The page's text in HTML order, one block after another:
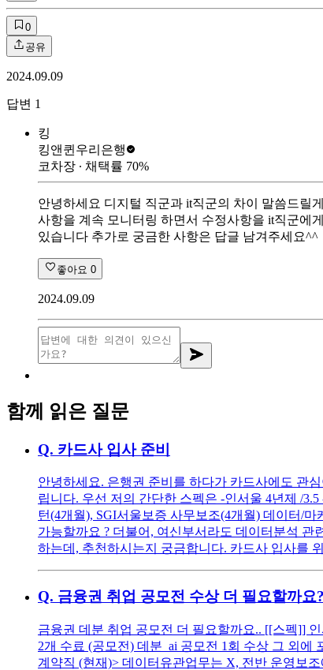
0
공유
2024.09.09
답변 1
킹
킹앤퀸 우리은행
코차장 ∙ 채택률 70%
안녕하세요 디지털 직군과 it직군의 차이 말씀드릴
사항을 계속 모니터링 하면서 수정사항을 it직군에
있습니다 추가로 궁금한 사항은 답글 남겨주세요^^
좋아요 0
2024.09.09
함께 읽은 질문
Q. 카드사 입사 준비
안녕하세요. 은행권 준비를 하다가 카드사에도 관
립니다. 우선 저의 간단한 스펙은 -인서울 4년제 /
턴(4개월), SGI서울보증 사무보조(4개월) 데이터/
가능할까요 ? 더불어, 여신부서라도 데이터분석
하는데, 추천하시는지 궁금합니다. 카드사 입사를
Q. 금융권 취업 공모전 수상 더 필요할까요?
금융권 데분 취업 공모전 더 필요할까요.. [[스펙]]
2개 수료 (공모전) 데분_ai 공모전 1회 수상 그 외에
계약직 (현재)> 데이터유관업무는 X, 전반 운영보